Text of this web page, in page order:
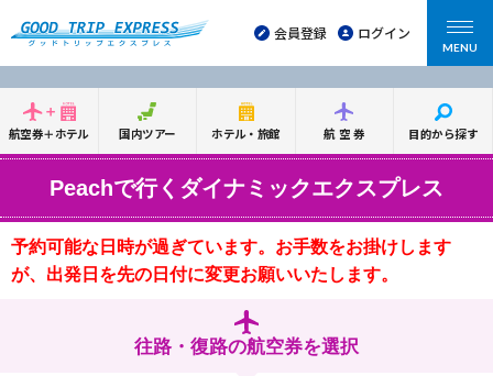
会員登録 ログイン
MENU
航空券＋ホテル 国内ツアー ホテル・旅館 航空券 目的から探す
Peachで行くダイナミックエクスプレス
予約可能な日時が過ぎています。お手数をお掛けします
が、出発日を先の日付に変更お願いいたします。
往路・復路の航空券を選択